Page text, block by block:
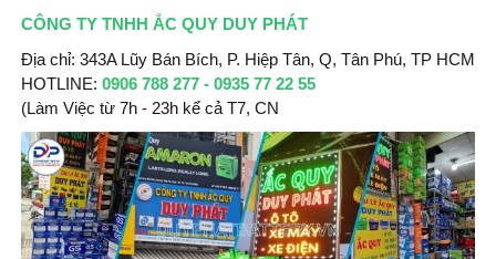
CÔNG TY TNHH ẮC QUY DUY PHÁT
Địa chỉ: 343A Lũy Bán Bích, P. Hiệp Tân, Q, Tân Phú, TP HCM
HOTLINE: 0906 788 277 - 0935 77 22 55
(Làm Việc từ 7h - 23h kể cả T7, CN